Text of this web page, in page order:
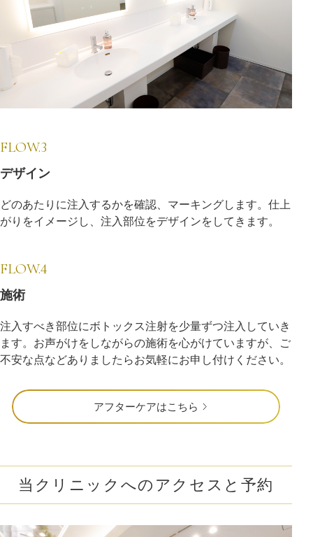
FLOW.3
デザイン
どのあたりに注入するかを確認、マーキングします。仕上
がりをイメージし、注入部位をデザインをしてきます。
FLOW.4
施術
注入すべき部位にボトックス注射を少量ずつ注入していき
ます。お声がけをしながらの施術を心がけていますが、ご
不安な点などありましたらお気軽にお申し付けください。
アフターケアはこちら
当クリニックへのアクセスと予約